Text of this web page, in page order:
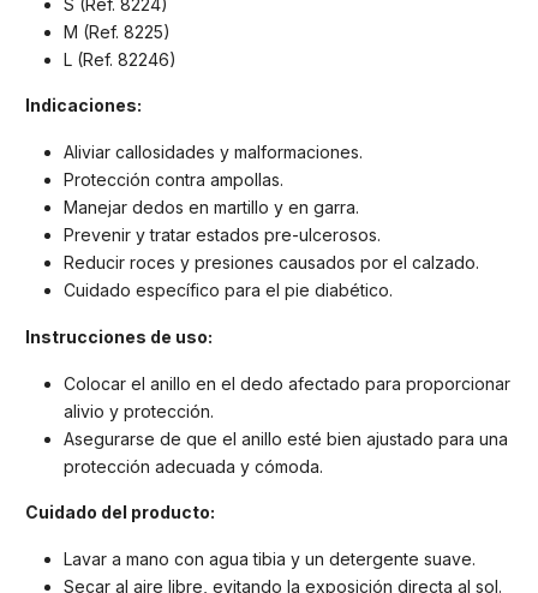
M (Ref. 8225)
L (Ref. 82246)
Indicaciones:
Aliviar callosidades y malformaciones.
Protección contra ampollas.
Manejar dedos en martillo y en garra.
Prevenir y tratar estados pre-ulcerosos.
Reducir roces y presiones causados por el calzado.
Cuidado específico para el pie diabético.
Instrucciones de uso:
Colocar el anillo en el dedo afectado para proporcionar
alivio y protección.
Asegurarse de que el anillo esté bien ajustado para una
protección adecuada y cómoda.
Cuidado del producto:
Lavar a mano con agua tibia y un detergente suave.
Secar al aire libre, evitando la exposición directa al sol.